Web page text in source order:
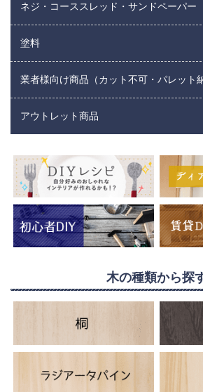
ネジ・コーススレッド・サンドペーパー
塗料
業者様向け商品（カット不可・パレット
アウトレット商品
木の種類から探